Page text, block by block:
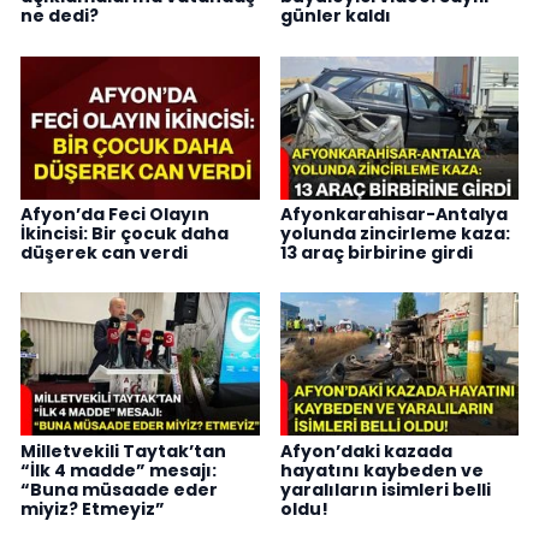
ne dedi?
günler kaldı
Afyon’da Feci Olayın
İkincisi: Bir çocuk daha
düşerek can verdi
Afyonkarahisar-Antalya
yolunda zincirleme kaza:
13 araç birbirine girdi
Milletvekili Taytak’tan
“İlk 4 madde” mesajı:
“Buna müsaade eder
miyiz? Etmeyiz”
Afyon’daki kazada
hayatını kaybeden ve
yaralıların isimleri belli
oldu!